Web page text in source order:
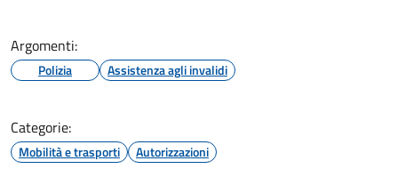
Argomenti:
Polizia Assistenza agli invalidi
Categorie:
Mobilità e trasporti
Autorizzazioni